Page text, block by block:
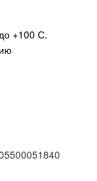
+100 С.